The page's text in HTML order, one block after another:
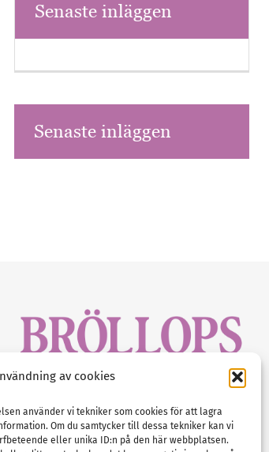
av cookies
använder vi tekniker som cookies för att lagra
Om du samtycker till dessa tekniker kan vi
eller unika ID:n på den här webbplatsen.
Senaste inläggen
Senaste inläggen
Tel :0522-68 11 90
E-post:info@nordicbridalmedia.com